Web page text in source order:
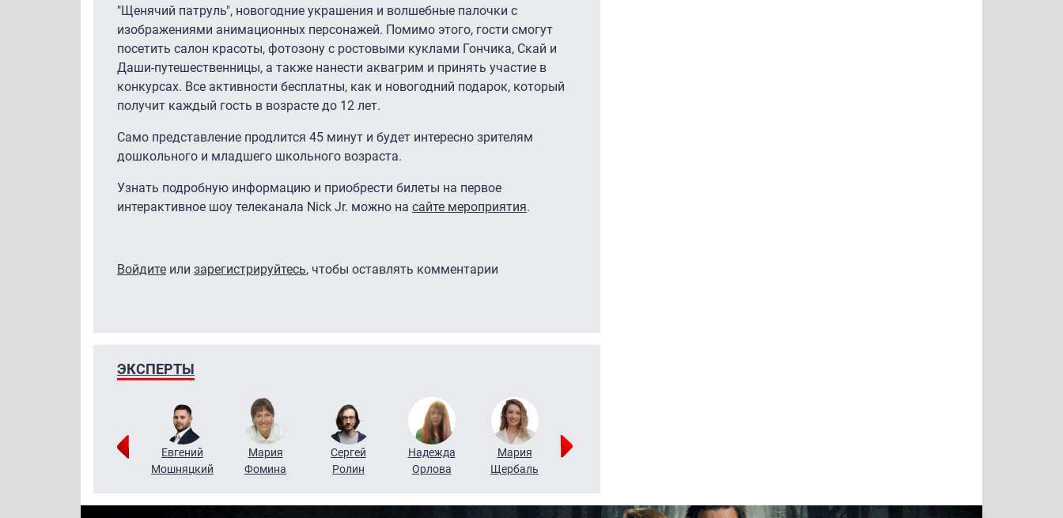
"Щенячий патруль", новогодние украшения и волшебные палочки с
изображениями анимационных персонажей. Помимо этого, гости смогут
посетить салон красоты, фотозону с ростовыми куклами Гончика, Скай и
Даши-путешественницы, а также нанести аквагрим и принять участие в
конкурсах. Все активности бесплатны, как и новогодний подарок, который
получит каждый гость в возрасте до 12 лет.
Само представление продлится 45 минут и будет интересно зрителям
дошкольного и младшего школьного возраста.
Узнать подробную информацию и приобрести билеты на первое
интерактивное шоу телеканала Nick Jr. можно на сайте мероприятия.
Войдите или зарегистрируйтесь, чтобы оставлять комментарии
ЭКСПЕРТЫ
Виктор
Евгений
Мошняцкий
Мария
Фомина
Сергей
Ролин
Надежда
Орлова
Мария
Щербаль